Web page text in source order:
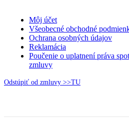
Môj účet
Všeobecné obchodné
Ochrana osobných údajov
Reklamácia
Poučenie o uplatnení práva
zmluvy
Odstúpiť od zmluvy >>TU